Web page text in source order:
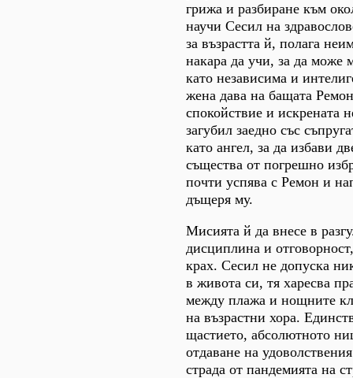
грижа и разбиране към
научи Сесил на
за възрастта й, полага
накара да учи, за да може
като независима и
жена дава на бащата
спокойствие и искрената
загубил заедно със
като ангел, за да избави
същества от погрешно
почти успява с Ремон и
дъщеря му.
Мисията й да внесе в
дисциплина и
крах. Сесил не допуска
в живота си, тя харесва
между плажа и нощните
на възрастни хора.
щастието, абсолютното
отдаване на
страда от пандемията на